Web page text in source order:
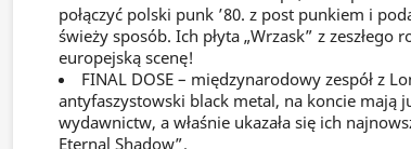
połączyć polski punk ’80. z post punkiem i
świeży sposób. Ich płyta „Wrzask” z zeszłego
europejską scenę!
FINAL DOSE – międzynarodowy zespół z
antyfaszystowski black metal, na koncie mają
wydawnictw, a właśnie ukazała się ich
Eternal Shadow”.